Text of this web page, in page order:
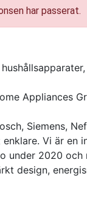
har passerat.
Appliances
Siemens,
Vi är en
under 2020
design,